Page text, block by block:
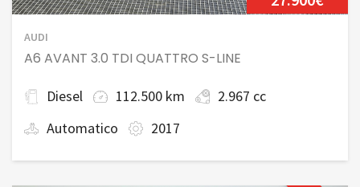
AUDI
A6 AVANT 3.0 TDI QUATTRO S-LINE
Diesel 112.500 km
2.967 cc
Automatico
2017